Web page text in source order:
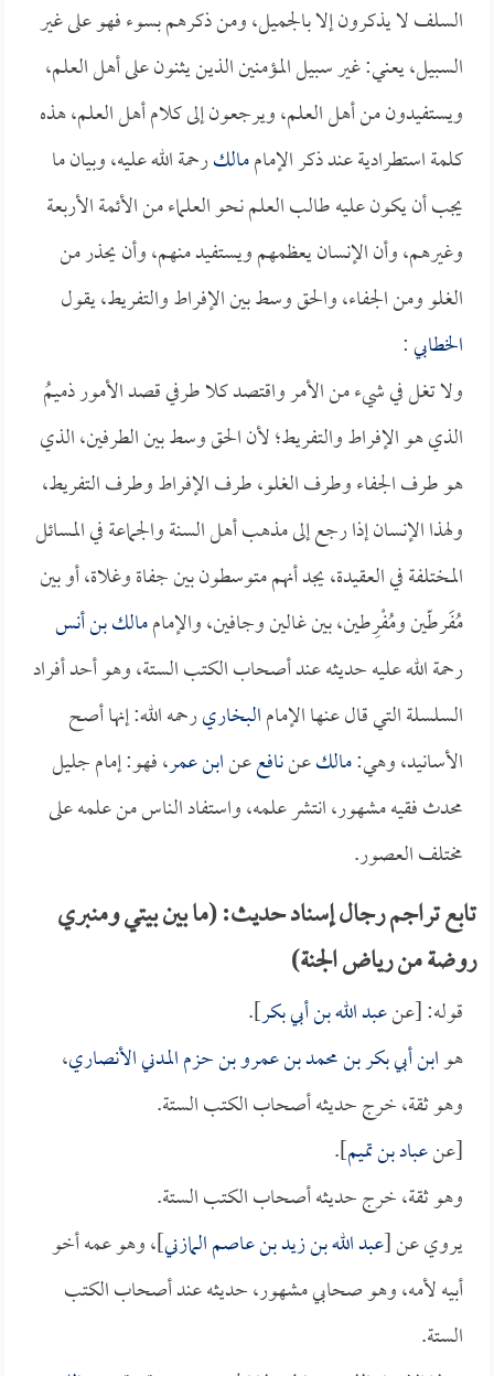
السلف لا يذكرون إلا بالجميل، ومن ذكرهم بسوء فهو على غير
السبيل، يعني: غير سبيل المؤمنين الذين يثنون على أهل العلم،
ويستفيدون من أهل العلم، ويرجعون إلى كلام أهل العلم، هذه
كلمة استطرادية عند ذكر الإماممالكرحمة الله عليه، وبيان ما
يجب أن يكون عليه طالب العلم نحو العلماء من الأئمة الأربعة
وغيرهم، وأن الإنسان يعظمهم ويستفيد منهم، وأن يحذر من
الغلو ومن الجفاء، والحق وسط بين الإفراط والتفريط، يقول
الخطابي:
ولا تغل في شيء من الأمر واقتصد كلا طرفي قصد الأمور ذميمُ
الذي هو الإفراط والتفريط؛ لأن الحق وسط بين الطرفين، الذي
هو طرف الجفاء وطرف الغلو، طرف الإفراط وطرف التفريط،
ولهذا الإنسان إذا رجع إلى مذهب أهل السنة والجماعة في المسائل
المختلفة في العقيدة، يجد أنهم متوسطون بين جفاة وغلاة، أو بين
مُفَرطّين ومُفْرِطين، بين غالين وجافين، والإماممالك بن أنس
رحمة الله عليه حديثه عند أصحاب الكتب الستة، وهو أحد أفراد
السلسلة التي قال عنها الإمامالبخاريرحمه الله: إنها أصح
الأسانيد، وهي:مالكعننافععنابن عمر، فهو: إمام جليل
محدث فقيه مشهور، انتشر علمه، واستفاد الناس من علمه على
مختلف العصور.
تابع تراجم رجال إسناد حديث: (ما بين بيتي ومنبري
روضة من رياض الجنة)
قوله: [عنعبد الله بن أبي بكر].
هوابن أبي بكر بن محمد بن عمرو بن حزم المدني الأنصاري،
وهو ثقة، خرج حديثه أصحاب الكتب الستة.
[عنعباد بن تميم].
وهو ثقة، خرج حديثه أصحاب الكتب الستة.
يروي عن [عبد الله بن زيد بن عاصم المازني]، وهو عمه أخو
أبيه لأمه، وهو صحابي مشهور، حديثه عند أصحاب الكتب
الستة.